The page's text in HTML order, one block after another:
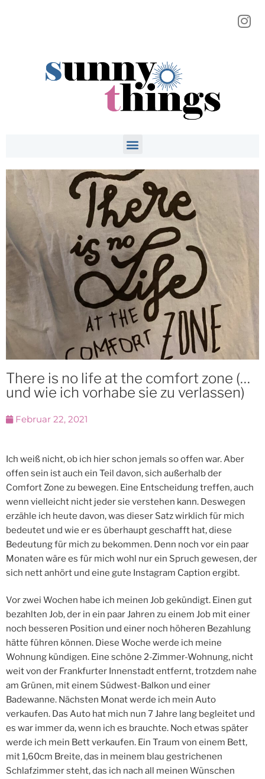
There is no life at the comfort zone (…
und wie ich vorhabe sie zu verlassen)
Februar 22, 2021
Ich weiß nicht, ob ich hier schon jemals so offen war. Aber
offen sein ist auch ein Teil davon, sich außerhalb der
Comfort Zone zu bewegen. Eine Entscheidung treffen, auch
wenn vielleicht nicht jeder sie verstehen kann. Deswegen
erzähle ich heute davon, was dieser Satz wirklich für mich
bedeutet und wie er es überhaupt geschafft hat, diese
Bedeutung für mich zu bekommen. Denn noch vor ein paar
Monaten wäre es für mich wohl nur ein Spruch gewesen, der
sich nett anhört und eine gute Instagram Caption ergibt.
Vor zwei Wochen habe ich meinen Job gekündigt. Einen gut
bezahlten Job, der in ein paar Jahren zu einem Job mit einer
noch besseren Position und einer noch höheren Bezahlung
hätte führen können. Diese Woche werde ich meine
Wohnung kündigen. Eine schöne 2-Zimmer-Wohnung, nicht
weit von der Frankfurter Innenstadt entfernt, trotzdem nahe
am Grünen, mit einem Südwest-Balkon und einer
Badewanne. Nächsten Monat werde ich mein Auto
verkaufen. Das Auto hat mich nun 7 Jahre lang begleitet und
es war immer da, wenn ich es brauchte. Noch etwas später
werde ich mein Bett verkaufen. Ein Traum von einem Bett,
mit 1,60cm Breite, das in meinem blau gestrichenen
Schlafzimmer steht, das ich nach all meinen Wünschen